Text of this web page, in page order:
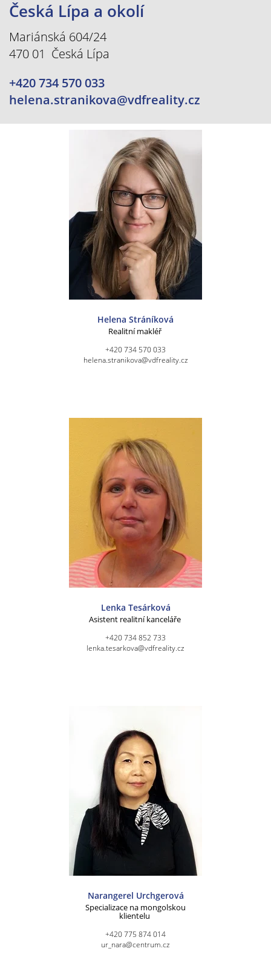
Česká Lípa a okolí
Mariánská 604/24
470 01 Česká Lípa
+420 734 570 033
helena.stranikova@vdfreality.cz
Helena Stráníková
Realitní makléř
+420 734 570 033
helena.stranikova@vdfreality.cz
Lenka Tesárková
Asistent realitní kanceláře
+420 734 852 733
lenka.tesarkova@vdfreality.cz
Narangerel Urchgerová
Specializace na mongolskou
klientelu
+420 775 874 014
ur_nara@centrum.cz